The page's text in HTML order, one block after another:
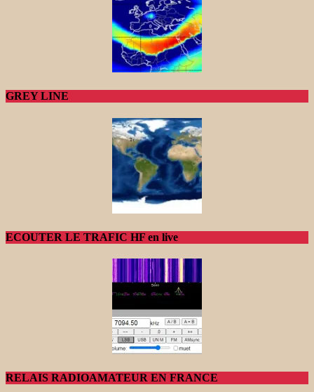
GREY LINE
ECOUTER LE TRAFIC HF en live
RELAIS RADIOAMATEUR EN FRANCE